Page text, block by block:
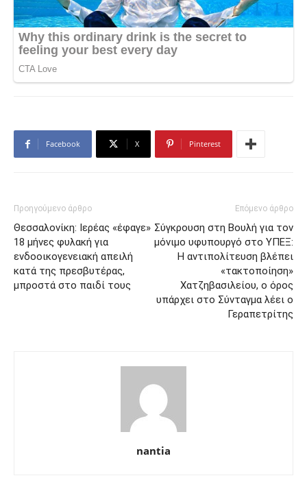
Facebook X Pinterest
Προηγούμενο άρθρο
Θεσσαλονίκη: Ιερέας «έφαγε»
18 μήνες φυλακή για
ενδοοικογενειακή απειλή
κατά της πρεσβυτέρας,
μπροστά στο παιδί τους
Επόμενο άρθρο
Σύγκρουση στη Βουλή για τον
μόνιμο υφυπουργό στο ΥΠΕΞ:
Η αντιπολίτευση βλέπει
«τακτοποίηση»
Χατζηβασιλείου, ο όρος
υπάρχει στο Σύνταγμα λέει ο
Γεραπετρίτης
nantia